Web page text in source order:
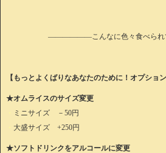
――――――こんなに色々食べられ
【もっとよくばりなあなたのために！オプショ
★オムライスのサイズ変更
・ ミニサイズ －50円
・ 大盛サイズ +250円
★ソフトドリンクをアルコールに変更